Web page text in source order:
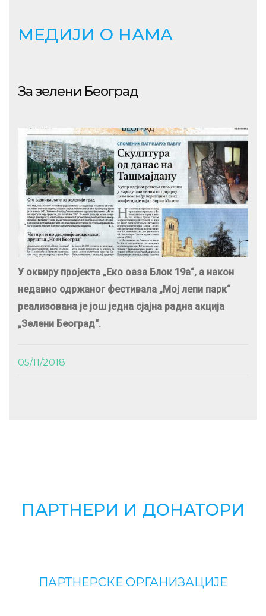
МЕДИЈИ О НАМА
За зелени Београд
У оквиру пројекта „Еко оаза Блок 19а“, а након
недавно одржаног фестивала „Мој лепи парк“
реализована је још једна сјајна радна акција
„Зелени Београд“.
05/11/2018
ПАРТНЕРИ И ДОНАТОРИ
ПАРТНЕРСКЕ ОРГАНИЗАЦИЈЕ